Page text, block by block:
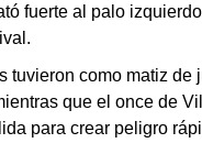
fuerte al palo
tuvieron como matiz
que el once de
para crear peligro